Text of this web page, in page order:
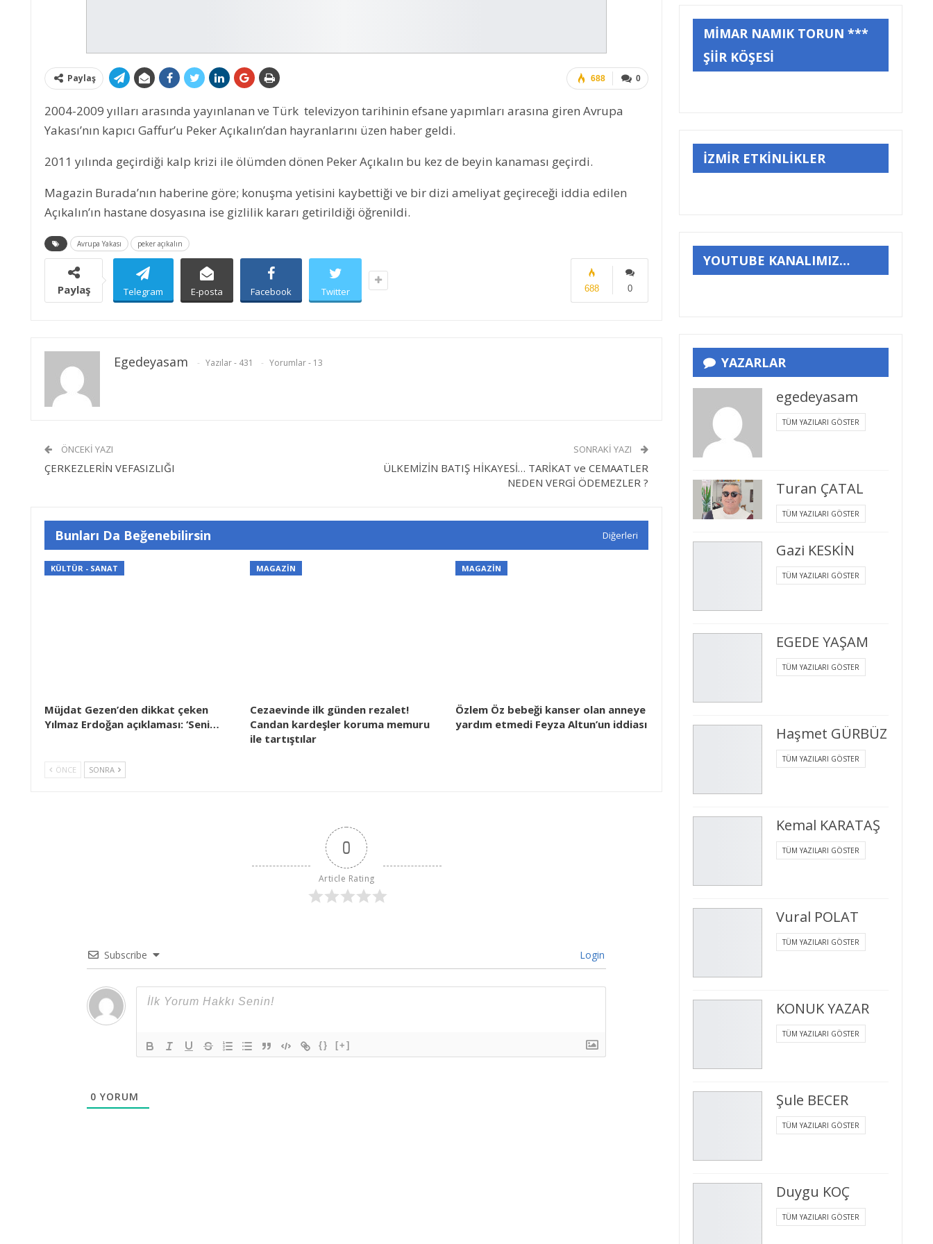
0
688
Paylaş
2004-2009 yılları arasında yayınlanan ve Türk televizyon tarihinin efsane yapımları arasına giren Avrupa
Yakası’nın kapıcı Gaffur’u Peker Açıkalın’dan hayranlarını üzen haber geldi.
2011 yılında geçirdiği kalp krizi ile ölümden dönen Peker Açıkalın bu kez de beyin kanaması geçirdi.
Magazin Burada’nın haberine göre; konuşma yetisini kaybettiği ve bir dizi ameliyat geçireceği iddia edilen
Açıkalın’ın hastane dosyasına ise gizlilik kararı getirildiği öğrenildi.
Avrupa Yakası peker açıkalın
0
688
Paylaş Telegram E-posta Facebook Twitter
Egedeyasam Yazılar - 431 Yorumlar - 13
ÖNCEKI YAZI
ÇERKEZLERİN VEFASIZLIĞI
SONRAKI YAZI
ÜLKEMİZİN BATIŞ HİKAYESİ… TARİKAT ve CEMAATLER
NEDEN VERGİ ÖDEMEZLER ?
Bunları Da Beğenebilirsin Diğerleri
KÜLTÜR - SANAT
Müjdat Gezen’den dikkat çeken
Yılmaz Erdoğan açıklaması: ‘Seni…
MAGAZİN
Cezaevinde ilk günden rezalet!
Candan kardeşler koruma memuru
ile tartıştılar
MAGAZİN
Özlem Öz bebeği kanser olan anneye
yardım etmedi Feyza Altun’un iddiası
ÖNCE SONRA
0
Article Rating
Subscribe Login
{} [+]
0 YORUM
MİMAR NAMIK TORUN ***
ŞİİR KÖŞESİ
İZMİR ETKİNLİKLER
YOUTUBE KANALIMIZ…
YAZARLAR
egedeyasam
TÜM YAZILARI GÖSTER
Turan ÇATAL
TÜM YAZILARI GÖSTER
Gazi KESKİN
TÜM YAZILARI GÖSTER
EGEDE YAŞAM
TÜM YAZILARI GÖSTER
Haşmet GÜRBÜZ
TÜM YAZILARI GÖSTER
Kemal KARATAŞ
TÜM YAZILARI GÖSTER
Vural POLAT
TÜM YAZILARI GÖSTER
KONUK YAZAR
TÜM YAZILARI GÖSTER
Şule BECER
TÜM YAZILARI GÖSTER
Duygu KOÇ
TÜM YAZILARI GÖSTER